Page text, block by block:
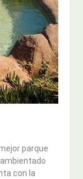
parque
con la